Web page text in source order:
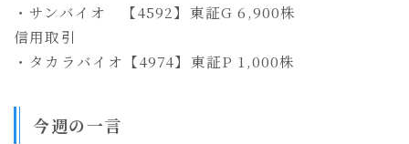
・サンバイオ 【4592】東証G 6,900株
信用取引
・タカラバイオ【4974】東証P 1,000株
今週の一言